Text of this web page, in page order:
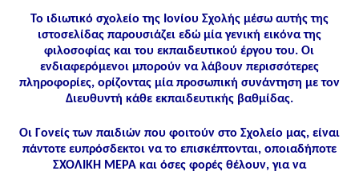
Το ιδιωτικό σχολείο της Ιονίου Σχολής μέσω αυτής της
ιστοσελίδας παρουσιάζει εδώ μία γενική εικόνα της
φιλοσοφίας και του εκπαιδευτικού έργου του. Οι
ενδιαφερόμενοι μπορούν να λάβουν περισσότερες
πληροφορίες, ορίζοντας μία προσωπική συνάντηση με τον
Διευθυντή κάθε εκπαιδευτικής βαθμίδας.
Οι Γονείς των παιδιών που φοιτούν στο Σχολείο μας, είναι
πάντοτε ευπρόσδεκτοι να το επισκέπτονται, οποιαδήποτε
ΣΧΟΛΙΚΗ ΜΕΡΑ και όσες φορές θέλουν, για να